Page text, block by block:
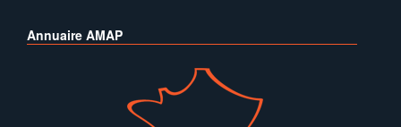
Annuaire AMAP